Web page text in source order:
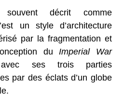
décrit comme
un style d’architecture
par la fragmentation et
du Imperial War
ses trois parties
par des éclats d’un globe